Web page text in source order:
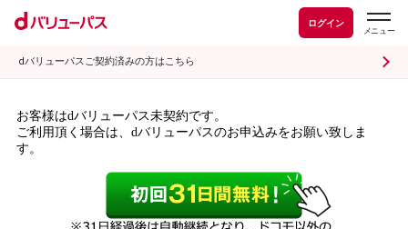
ログイン
dバリューパスご契約済みの方はこちら
お客様はdバリューパス未契約です。
ご利用頂く場合は、dバリューパスのお申込みをお願い致しま
す。